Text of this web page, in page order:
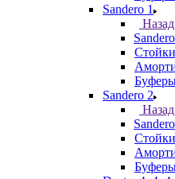
Sandero 1
Назад
Sandero 2
Назад